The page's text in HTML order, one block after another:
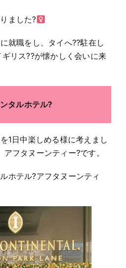
ました?‍
就職をし、タイへ??駐在し
リス??が懐かしく会いに来
タルホテル?
1日中楽しめる様に考えまし
フタヌーンティー?です。
ホテル?アフタヌーンティ